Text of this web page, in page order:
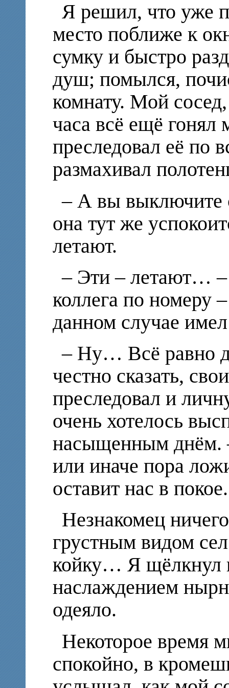
Я решил, что уже
место поближе к
сумку и быстро
душ; помылся,
комнату. Мой
часа всё ещё гонял
преследовал её по
размахивал
– А вы выключите
она тут же
летают.
– Эти – летают… –
коллега по номеру
данном случае
– Ну… Всё равно
честно сказать,
преследовал и
очень хотелось
насыщенным днём.
или иначе пора
оставит нас в покое.
Незнакомец
грустным видом
койку… Я щёлкнул
наслаждением
одеяло.
Некоторое время
спокойно, в